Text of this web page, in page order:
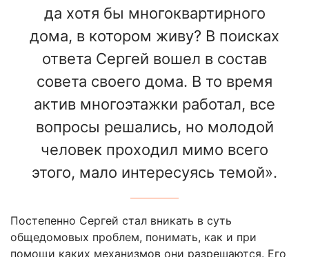
да хотя бы многоквартирного
дома, в котором живу? В поисках
ответа Сергей вошел в состав
совета своего дома. В то время
актив многоэтажки работал, все
вопросы решались, но молодой
человек проходил мимо всего
этого, мало интересуясь темой».
Постепенно Сергей стал вникать в суть
общедомовых проблем, понимать, как и при
помощи каких механизмов они разрешаются. Его